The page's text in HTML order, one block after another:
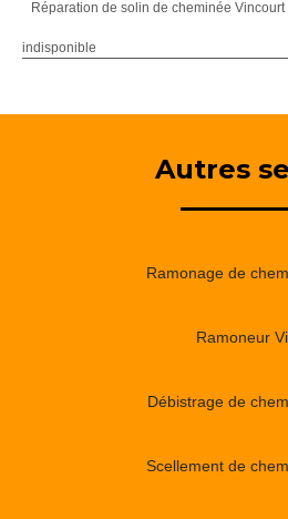
Réparation de solin de cheminée Vincourt
indisponible
Autres
Ramonage de
Ramoneur
Débistrage de
Scellement de